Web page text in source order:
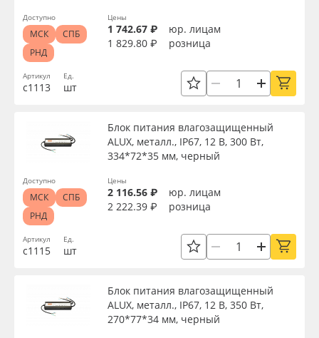
Артикул
с1113
Ед.
шт
Цены
1 742.67 ₽
юр. лицам
1 829.80 ₽
розница
Доступно
МСК
СПБ
РНД
Артикул
с1115
Блок питания влагозащищенный
ALUX, металл., IP67, 12 В, 300 Вт,
334*72*35 мм, черный
Ед.
шт
Цены
2 116.56 ₽
юр. лицам
2 222.39 ₽
розница
Доступно
МСК
СПБ
РНД
Блок питания влагозащищенный
ALUX, металл., IP67, 12 В, 350 Вт,
270*77*34 мм, черный